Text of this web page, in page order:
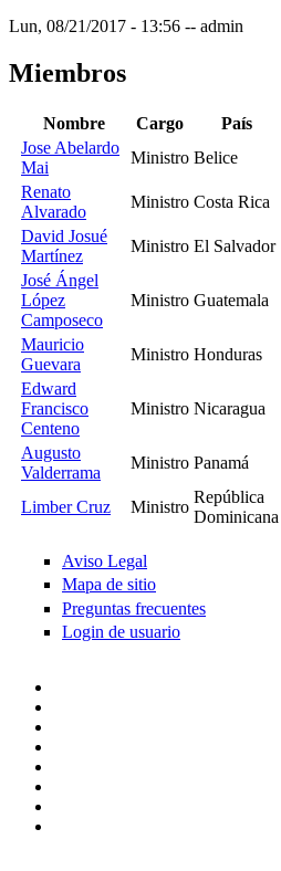
Lun, 08/21/2017 - 13:56 -- admin
Miembros
Nombre Cargo País
Jose Abelardo
Mai
Ministro Belice
Renato
Alvarado
Ministro Costa Rica
David Josué
Martínez
Ministro El Salvador
José Ángel
López
Camposeco
Ministro Guatemala
Mauricio
Guevara
Ministro Honduras
Edward
Francisco
Centeno
Ministro Nicaragua
Augusto
Valderrama
Ministro Panamá
Limber Cruz
Ministro
República
Dominicana
Aviso Legal
Mapa de sitio
Preguntas frecuentes
Login de usuario